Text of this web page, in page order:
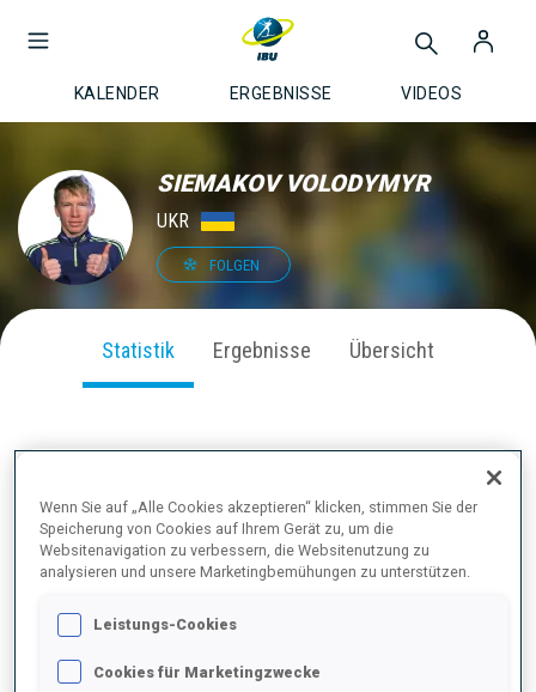
KALENDER ERGEBNISSE VIDEOS
SIEMAKOV VOLODYMYR
UKR
FOLGEN
Statistik Ergebnisse Übersicht
Wenn Sie auf „Alle Cookies akzeptieren“ klicken, stimmen Sie der
Speicherung von Cookies auf Ihrem Gerät zu, um die
Websitenavigation zu verbessern, die Websitenutzung zu
analysieren und unsere Marketingbemühungen zu unterstützen.
Leistungs-Cookies
Cookies für Marketingzwecke